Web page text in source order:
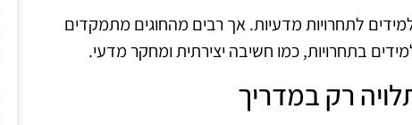
לתחרויות מדעיות. אך רבים מהחוגים מתמקדים
בתחרויות, כמו חשיבה יצירתית ומחקר מדעי.